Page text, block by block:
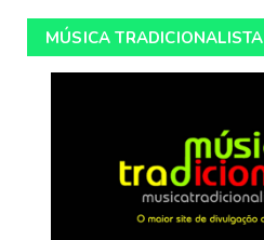
MÚSICA TRADICIONALISTA